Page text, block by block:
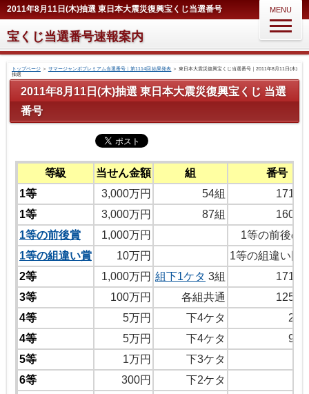
2011年8月11日(木)抽選 東日本大震災復興宝くじ当選番号
宝くじ当選番号速報案内
MENU
トップページ＞ サマージャンボプレミアム当選番号｜第1114回 結果発表 ＞東日本大震災復興宝くじ当選番号｜2011年8月11日(木)
抽選
2011年8月11日(木)抽選 東日本大震災復興宝くじ 当選
番号
等級 当せん金額 組
番号
1等
3,000万円 54組
1等
3,000万円 87組
1等の前後賞
1,000万円
1等の前後の
1等の組違い賞
10万円
1等の組違い同
2等
1,000万円 組下1ケタ 3組
3等
100万円 各組共通
4等
5万円 下4ケタ
4等
5万円 下4ケタ
5等
1万円 下3ケタ
6等
300円 下2ケタ